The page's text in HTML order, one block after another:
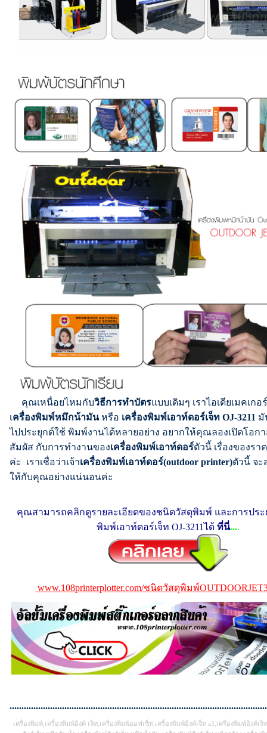
คุณเหนื่อยไหมกับวิธีการทำบัตรแบบเดิมๆ เราไอเดียเมคเก
เครื่องพิมพ์หมึกน้ามันหรือ เครื่องพิมพ์เอาท์ดอร์เจ็ท OJ-3211 มั
ไปประยุกต์ใช้ พิมพ์งานได้หลายอย่าง อยากให้คุณลองเปิดโอก
สัมผัส กับการทำงานของเครื่องพิมพ์เอาท์ดอร์ตัวนี้ เรื่องของรา
ค่ะ เราเชื่อว่าเจ้าเครื่องพิมพ์เอาท์ดอร์(outdoor printer)ตัวนี้ จะ
ให้กับคุณอย่างแน่นอนค่ะ
คุณสามารถคลิกดูรายละเอียดของชนิดวัสดุพิมพ์ และการประ
พิมพ์เอาท์ดอร์เจ็ท OJ-3211ได้ที่นี่....
www.108printerplotter.com/ชนิดวัสดุพิมพ์
เครื่องพิมพ์,เครื่องพิมพ์อิงค์ เจ็ท,เครื่องพิมพ์ออฟเซ็ท,เครื่องพิมพ์อิงค์เจ็ท a3,เครื่องพิมพ์อิงค์เจ็